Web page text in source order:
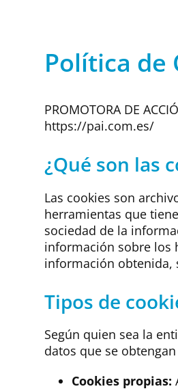
Política de
PROMOTORA DE
https://pai.com.es/
¿Qué son las
Las cookies son
herramientas que
sociedad de la
información sobre los
información obtenida,
Tipos de
Según quien sea la
datos que se
Cookies propias: